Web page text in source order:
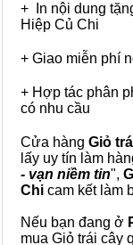
+ In nội dung
Hiệp Củ Chi
+ Giao miễn phí
+ Hợp tác phân
có nhu cầu
Cửa hàng Giỏ
lấy uy tín làm
- vạn niềm tin",
Chi cam kết làm
Nếu bạn đang ở
mua Giỏ trái cây